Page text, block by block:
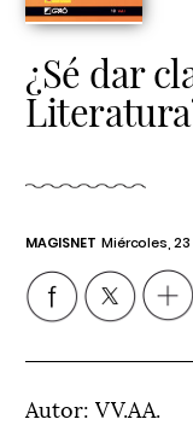
¿Sé dar
MAGISNET Miércoles,
Autor: VV.AA.